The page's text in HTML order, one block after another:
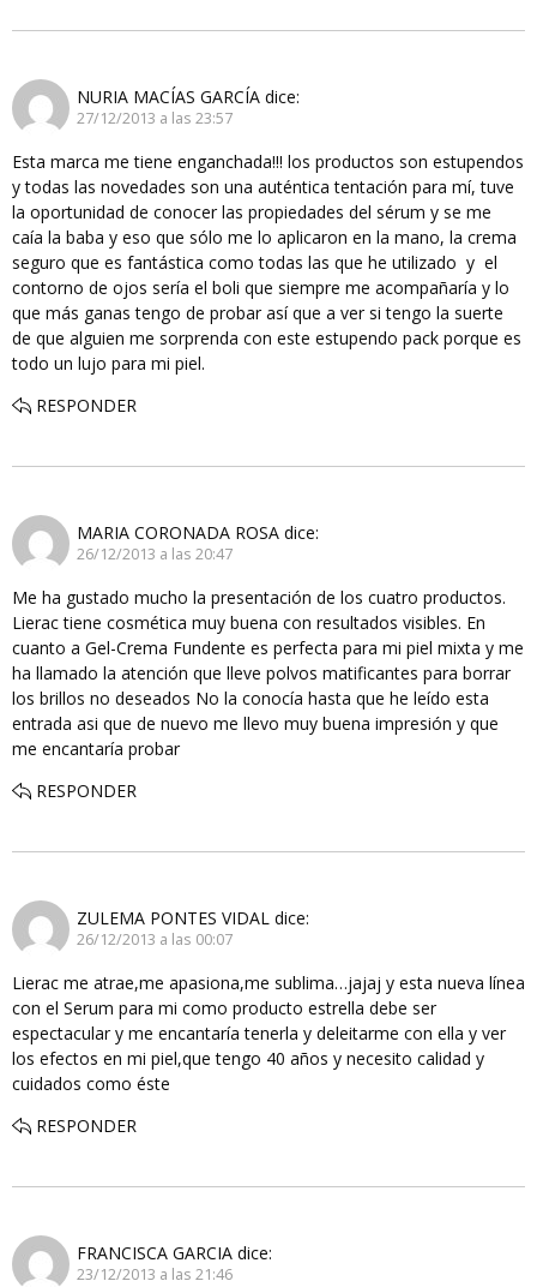
NURIA MACÍAS GARCÍA dice:
27/12/2013 a las 23:57
Esta marca me tiene enganchada!!! los productos son estupendos
y todas las novedades son una auténtica tentación para mí, tuve
la oportunidad de conocer las propiedades del sérum y se me
caía la baba y eso que sólo me lo aplicaron en la mano, la crema
seguro que es fantástica como todas las que he utilizado y el
contorno de ojos sería el boli que siempre me acompañaría y lo
que más ganas tengo de probar así que a ver si tengo la suerte
de que alguien me sorprenda con este estupendo pack porque es
todo un lujo para mi piel.
RESPONDER
MARIA CORONADA ROSA dice:
26/12/2013 a las 20:47
Me ha gustado mucho la presentación de los cuatro productos.
Lierac tiene cosmética muy buena con resultados visibles. En
cuanto a Gel-Crema Fundente es perfecta para mi piel mixta y me
ha llamado la atención que lleve polvos matificantes para borrar
los brillos no deseados No la conocía hasta que he leído esta
entrada asi que de nuevo me llevo muy buena impresión y que
me encantaría probar
RESPONDER
ZULEMA PONTES VIDAL dice:
26/12/2013 a las 00:07
Lierac me atrae,me apasiona,me sublima…jajaj y esta nueva línea
con el Serum para mi como producto estrella debe ser
espectacular y me encantaría tenerla y deleitarme con ella y ver
los efectos en mi piel,que tengo 40 años y necesito calidad y
cuidados como éste
RESPONDER
FRANCISCA GARCIA dice:
23/12/2013 a las 21:46